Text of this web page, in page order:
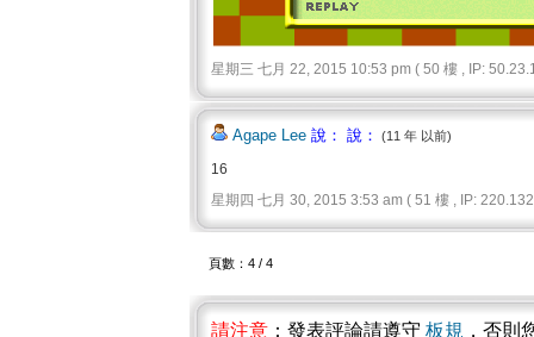
星期三 七月 22, 2015 10:53 pm ( 50 樓 , IP:
Agape Lee 說： 說： (11 年 以前)
16
星期四 七月 30, 2015 3:53 am ( 51 樓 , IP:
頁數：4 / 4
請注意 ：發表評論請遵守 板規 ，否則